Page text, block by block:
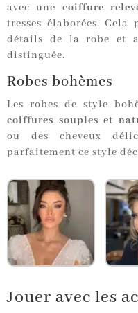
avec une coiffure
tresses élaborées.
détails de la robe et
distinguée.
Robes bohèmes
Les robes de style
coiffures souples et
ou des cheveux
parfaitement ce style
Jouer avec les